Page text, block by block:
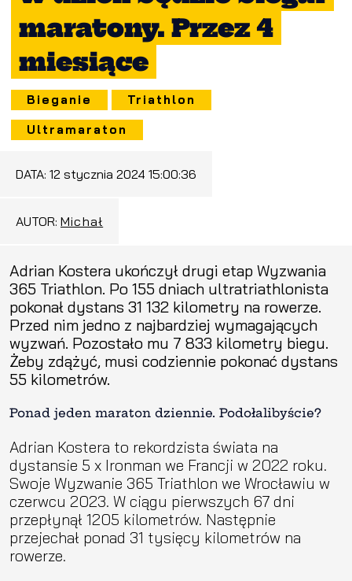
maratony. Przez 4
miesiące
Bieganie
Triathlon
Ultramaraton
DATA: 12 stycznia 2024 15:00:36
AUTOR: Michał
Adrian Kostera ukończył drugi etap Wyzwania
365 Triathlon. Po 155 dniach ultratriathlonista
pokonał dystans 31 132 kilometry na rowerze.
Przed nim jedno z najbardziej wymagających
wyzwań. Pozostało mu 7 833 kilometry biegu.
Żeby zdążyć, musi codziennie pokonać dystans
55 kilometrów.
Ponad jeden maraton dziennie. Podołalibyście?
Adrian Kostera to rekordzista świata na
dystansie 5 x Ironman we Francji w 2022 roku.
Swoje Wyzwanie 365 Triathlon we Wrocławiu w
czerwcu 2023. W ciągu pierwszych 67 dni
przepłynął 1205 kilometrów. Następnie
przejechał ponad 31 tysięcy kilometrów na
rowerze.